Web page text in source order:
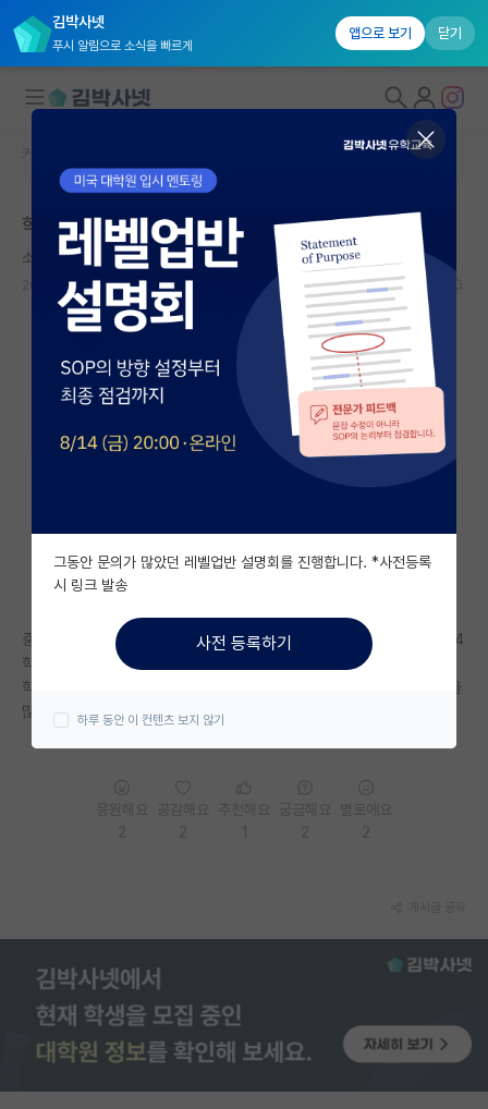
김박사넷
푸시 알림으로 소식을 빠르게
앱으로 보기 닫기
대학원생 모집
국내대학원 정보
연구실&오픈랩
커뮤니티
커뮤니티 홈
전체글보기
베스트 게시판
자유 게시판(아무개랩)
미국 유학 게시판
미국 대학원 합격 후기 게시판
대학원생 모집 게시판
연구실(PI) 홍보 게시판
임용 후기 게시판
PI 전용 게시판
인문사회 계열 게시판
특수/전문대학원 게시판
커뮤니티 홈
학부성적과 석사취업
소심한 찰스 다윈
2024.06.17 8 3503
중경시다니고 있고, 학점은 3.7정도 이고, 자대대학원 석사로 진학예정인 4
학년입니다.
학부성적이 좀 낮아서 걱정되는데, 석사하고 취업시에도 학부성적이 영향을
많이 끼치나요??
그동안 문의가 많았던 레벨업반 설명회를 진행합니다. *사전등록
시 링크 발송
사전 등록하기
하루 동안 이 컨텐츠 보지 않기